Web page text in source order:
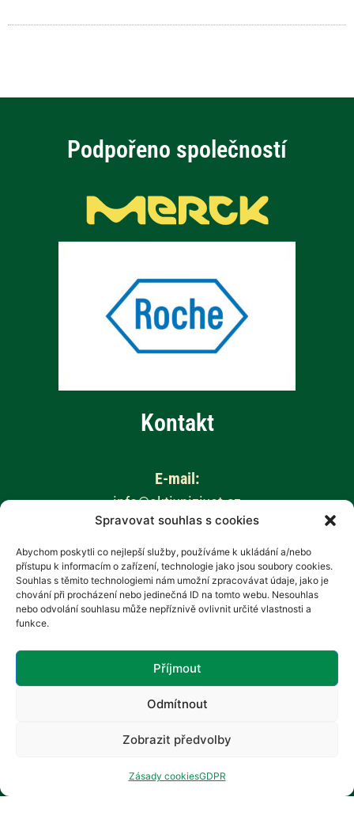
Spravovat souhlas s cookies
Abychom poskytli co nejlepší služby, používáme k ukládání a/nebo
přístupu k informacím o zařízení, technologie jako jsou soubory cookies.
Souhlas s těmito technologiemi nám umožní zpracovávat údaje, jako je
chování při procházení nebo jedinečná ID na tomto webu. Nesouhlas
nebo odvolání souhlasu může nepříznivě ovlivnit určité vlastnosti a
funkce.
Příjmout
Odmítnout
Zobrazit předvolby
Zásady cookiesGDPR
Podpořeno společností
Kontakt
E-mail:
info@aktivnizivot.cz
Odborní garanti:
Prof. MUDr. Eva Kubala Havrdová, CSc.
Prim. MUDr. Marta Vachová
Revenium, z.s. – Hana Potměšilová